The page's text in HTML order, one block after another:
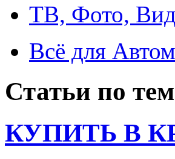
ТВ, Фото,
Всё для
Статьи по
КУПИТЬ В